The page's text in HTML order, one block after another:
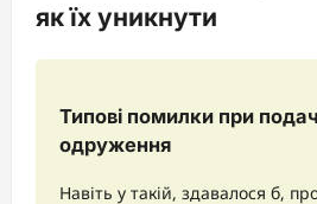
як їх уникнути
Типові помилки при
одруження
Навіть у такій, здавалося б,